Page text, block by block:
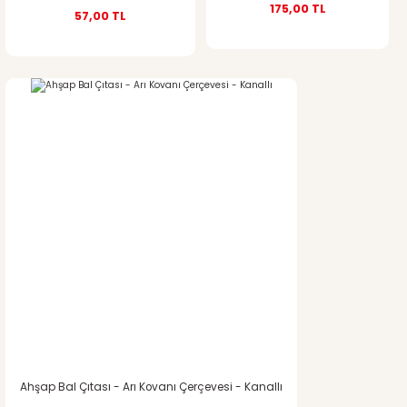
57,00 TL 175,00 TL
Ahşap Bal Çıtası - Arı Kovanı Çerçevesi - Kanallı